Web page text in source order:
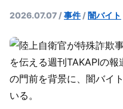
2026.07.07 /事件/闇バイト